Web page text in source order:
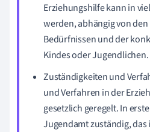
Erziehungshilfe kann in
werden, abhängig von
Bedürfnissen und der
Kindes oder Jugendlichen.
Zuständigkeiten und
und Verfahren in der
gesetzlich geregelt. In
Jugendamt zuständig,